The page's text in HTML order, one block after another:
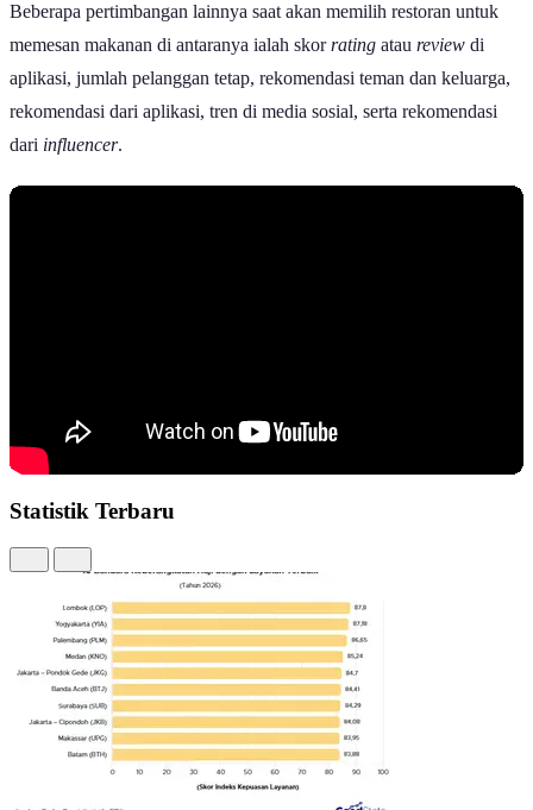
Beberapa pertimbangan lainnya saat akan memilih restoran untuk
memesan makanan di antaranya ialah skorrating atau review di
aplikasi, jumlah pelanggan tetap, rekomendasi teman dan keluarga,
rekomendasi dari aplikasi, tren di media sosial, serta rekomendasi
dari influencer.
Statistik Terbaru